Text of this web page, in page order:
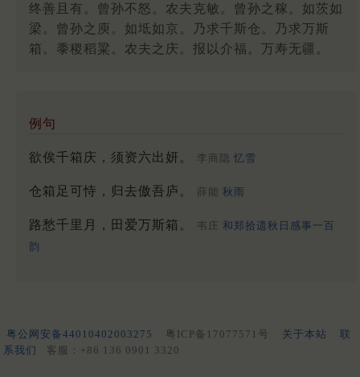
终善且有。曾孙不怒。农夫克敏。曾孙之稼。如茨如
梁。曾孙之庾。如坻如京。乃求千斯仓。乃求万斯
箱。黍稷稻粱。农夫之庆。报以介福。万寿无疆。
例句
欲俟千箱庆，须资六出妍。 李商隐 忆雪
仓箱足可恃，归去傲吾庐。 薛能 秋雨
路愁千里月，田爱万斯箱。 韦庄 和郑拾遗秋日感事一百
韵
粤公网安备44010402003275 粤ICP备17077571号 关于本站
联
系我们
客服：+86 136 0901 3320